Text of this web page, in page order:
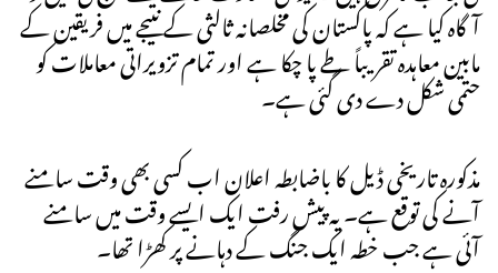
آگاہ کیا ہے کہ پاکستان کی مخلصانہ ثالثی کے نتیجے میں فریقین کے
مابین معاہدہ تقریباً طے پا چکا ہے اور تمام تزویراتی معاملات کو
حتمی شکل دے دی گئی ہے۔
مذکورہ تاریخی ڈیل کا باضابطہ اعلان اب کسی بھی وقت سامنے
آنے کی توقع ہے۔ یہ پیش رفت ایک ایسے وقت میں سامنے
آئی ہے جب خطہ ایک جنگ کے دہانے پر کھڑا تھا۔